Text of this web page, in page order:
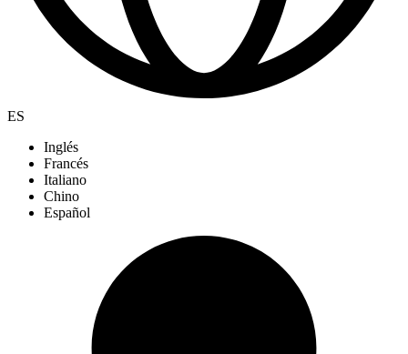
ES
Inglés
Francés
Italiano
Chino
Español